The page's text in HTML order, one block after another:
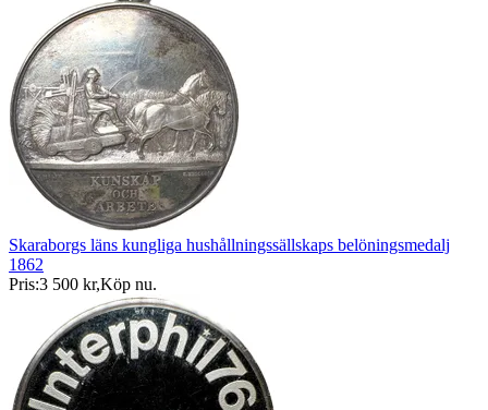
Skaraborgs läns kungliga hushållningssällskaps belöningsmedalj
1862
Pris:3 500 kr,Köp nu.